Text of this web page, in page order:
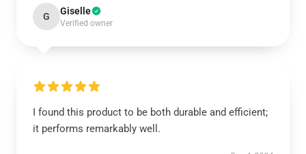
G Giselle
Verified owner
I found this product to be both durable and efficient;
it performs remarkably well.